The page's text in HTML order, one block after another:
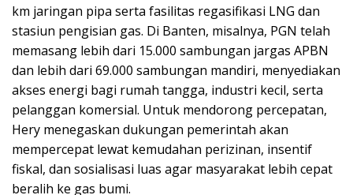
km jaringan pipa serta fasilitas regasifikasi LNG dan
stasiun pengisian gas. Di Banten, misalnya, PGN telah
memasang lebih dari 15.000 sambungan jargas APBN
dan lebih dari 69.000 sambungan mandiri, menyediakan
akses energi bagi rumah tangga, industri kecil, serta
pelanggan komersial. Untuk mendorong percepatan,
Hery menegaskan dukungan pemerintah akan
mempercepat lewat kemudahan perizinan, insentif
fiskal, dan sosialisasi luas agar masyarakat lebih cepat
beralih ke gas bumi.